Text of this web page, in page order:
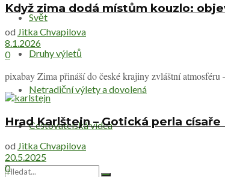
Svět
Druhy výletů
Netradiční výlety a dovolená
Cestovatelská videa
Když zima dodá místům kouzlo:
od Jitka Chvapilova
8.1.2026
0
pixabay Zima přináší do české krajiny zvláštní
Hrad Karlštejn – Gotická perla
od Jitka Chvapilova
20.5.2025
0